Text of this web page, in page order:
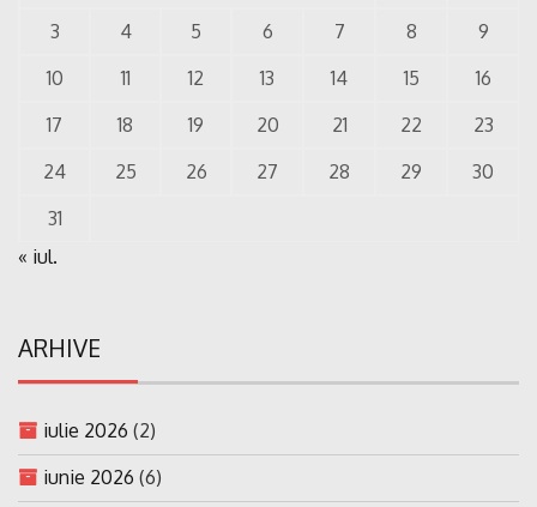
3
4 5 6 7 8
9
10
11 12 13 14 15
16
17
18 19 20 21 22
23
24
25 26 27 28 29
30
31
« iul.
ARHIVE
iulie 2026 (2)
iunie 2026 (6)